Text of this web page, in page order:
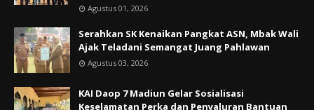
Agustus 01, 2026
Serahkan SK Kenaikan Pangkat ASN, Mbak Wali
Ajak Teladani Semangat Juang Pahlawan
Agustus 03, 2026
KAI Daop 7 Madiun Gelar Sosialisasi
Keselamatan Perka dan Penyaluran Bantuan